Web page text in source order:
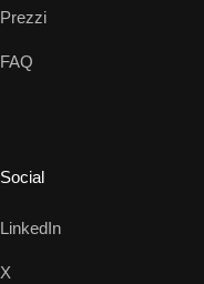
Prezzi
FAQ
Social
LinkedIn
X